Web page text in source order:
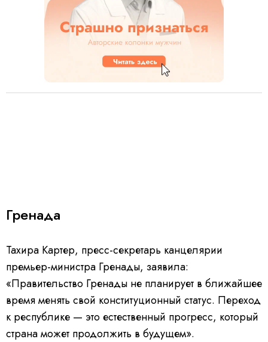
Гренада
Тахира Картер, пресс-секретарь канцелярии
премьер-министра Гренады, заявила:
«Правительство Гренады не планирует в ближайшее
время менять свой конституционный статус. Переход
к республике — это естественный прогресс, который
страна может продолжить в будущем».